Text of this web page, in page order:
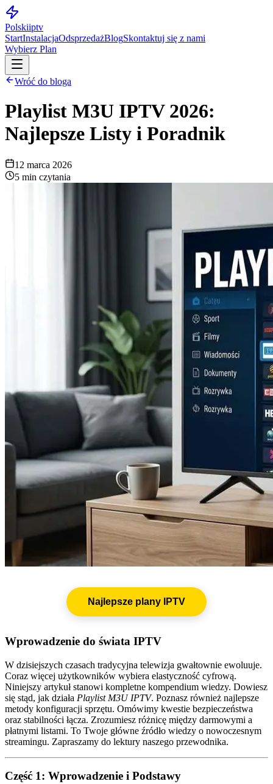
Polskiiptv
StartInstalacjaOdsprzedażBlogSkontaktuj się z nami
Wybierz Plan
Wróć do bloga
Playlist M3U IPTV 2026:
Najlepsze Listy i Poradnik
12 marca 2026
5 min czytania
Najlepsze plany IPTV
Wprowadzenie do świata IPTV
W dzisiejszych czasach tradycyjna telewizja gwałtownie ewoluuje.
Coraz więcej użytkowników wybiera elastyczność cyfrową.
Niniejszy artykuł stanowi kompletne kompendium wiedzy. Dowiesz
się stąd, jak działa Playlist M3U IPTV. Poznasz również najlepsze
metody konfiguracji sprzętu. Omówimy kwestie bezpieczeństwa
oraz stabilności łącza. Zrozumiesz różnicę między darmowymi a
płatnymi listami. To Twoje główne źródło wiedzy o nowoczesnym
streamingu. Zapraszamy do lektury naszego przewodnika.
Część 1: Wprowadzenie i Podstawy